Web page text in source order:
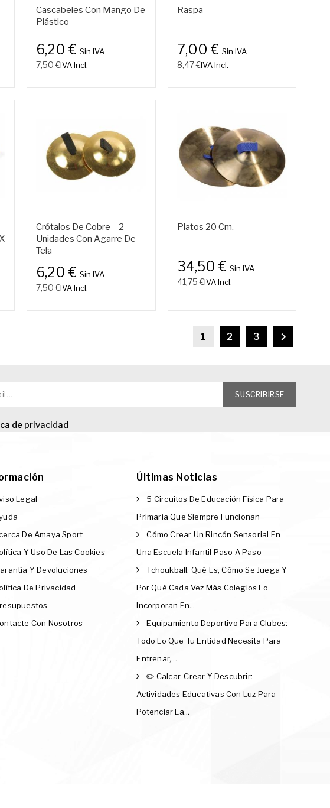
Cascabeles Con Mango De
Plástico
6,20 €Sin IVA
7,50 €IVA Incl.
Raspa
7,00 € Sin IVA
8,47 €IVA Incl.
Crótalos De Cobre – 2
Unidades Con Agarre De
Tela
6,20 €Sin IVA
7,50 €IVA Incl.
Platos 20 Cm.
34,50 € Sin IVA
41,75 €IVA Incl.
1 2 3 
de privacidad
Legal
De Amaya Sport
Y Uso De Las Cookies
Y Devoluciones
De Privacidad
Con Nosotros
Últimas Noticias
5 Circuitos De Educación Física Para
Primaria Que Siempre Funcionan
Cómo Crear Un Rincón Sensorial En
Una Escuela Infantil Paso A Paso
Tchoukball: Qué Es, Cómo Se Juega Y
Por Qué Cada Vez Más Colegios Lo
Incorporan En...
Equipamiento Deportivo Para Clubes:
Todo Lo Que Tu Entidad Necesita Para
Entrenar,...
✏️ Calcar, Crear Y Descubrir:
Actividades Educativas Con Luz Para
Potenciar La...